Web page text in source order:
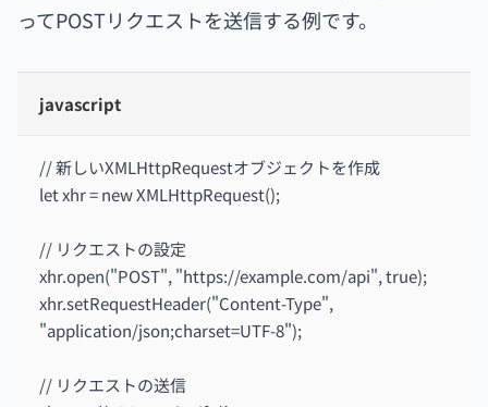
ってPOSTリクエストを送信する例です。
javascript
// 新しいXMLHttpRequestオブジェクトを作成
let xhr = new XMLHttpRequest();
// リクエストの設定
xhr.open("POST", "https://example.com/api", true);
xhr.setRequestHeader("Content-Type",
"application/json;charset=UTF-8");
// リクエストの送信